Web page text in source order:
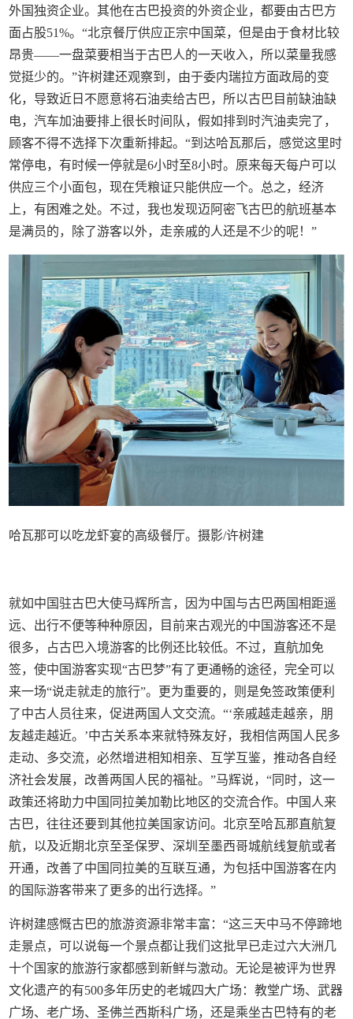
外国独资企业。其他在古巴投资的外资企业，都要由古巴方
面占股51%。“北京餐厅供应正宗中国菜，但是由于食材比较
昂贵——一盘菜要相当于古巴人的一天收入，所以菜量我感
觉挺少的。”许树建还观察到，由于委内瑞拉方面政局的变
化，导致近日不愿意将石油卖给古巴，所以古巴目前缺油缺
电，汽车加油要排上很长时间队，假如排到时汽油卖完了，
顾客不得不选择下次重新排起。“到达哈瓦那后，感觉这里时
常停电，有时候一停就是6小时至8小时。原来每天每户可以
供应三个小面包，现在凭粮证只能供应一个。总之，经济
上，有困难之处。不过，我也发现迈阿密飞古巴的航班基本
是满员的，除了游客以外，走亲戚的人还是不少的呢！”
哈瓦那可以吃龙虾宴的高级餐厅。摄影/许树建
就如中国驻古巴大使马辉所言，因为中国与古巴两国相距遥
远、出行不便等种种原因，目前来古观光的中国游客还不是
很多，占古巴入境游客的比例还比较低。不过，直航加免
签，使中国游客实现“古巴梦”有了更通畅的途径，完全可以
来一场“说走就走的旅行”。更为重要的，则是免签政策便利
了中古人员往来，促进两国人文交流。“‘亲戚越走越亲，朋
友越走越近。’中古关系本来就特殊友好，我相信两国人民多
走动、多交流，必然增进相知相亲、互学互鉴，推动各自经
济社会发展，改善两国人民的福祉。”马辉说，“同时，这一
政策还将助力中国同拉美加勒比地区的交流合作。中国人来
古巴，往往还要到其他拉美国家访问。北京至哈瓦那直航复
航，以及近期北京至圣保罗、深圳至墨西哥城航线复航或者
开通，改善了中国同拉美的互联互通，为包括中国游客在内
的国际游客带来了更多的出行选择。”
许树建感慨古巴的旅游资源非常丰富：“这三天中马不停蹄地
走景点，可以说每一个景点都让我们这批早已走过六大洲几
十个国家的旅游行家都感到新鲜与激动。无论是被评为世界
文化遗产的有500多年历史的老城四大广场：教堂广场、武器
广场、老广场、圣佛兰西斯科广场，还是乘坐古巴特有的老